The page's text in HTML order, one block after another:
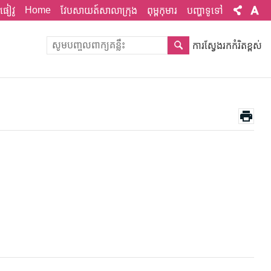
ៀវូ Home វែបសាយត៍សាលាក្រុង ពុម្ពកុមារ បញ្ហាទូទៅ
ការស្វែងរកកំរិតខ្ពស់